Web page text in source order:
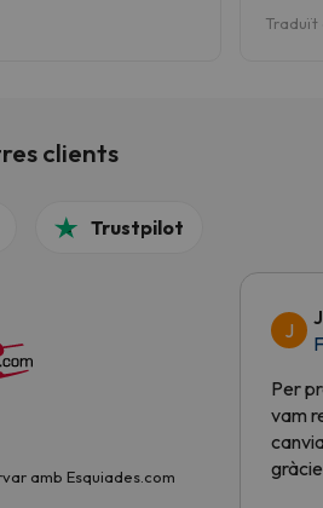
Traduït
clients
Trustpilot
amb Esquiades.com
J
Per
vam